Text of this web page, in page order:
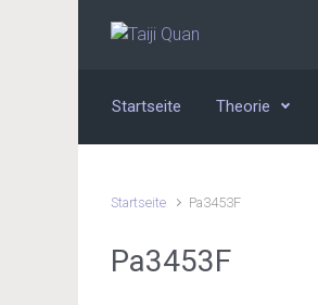
Zum Hauptinhalt springen
Startseite Theorie
Startseite Pa3453F
Pa3453F